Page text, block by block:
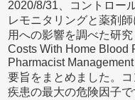
2020/8/31、コントロー
レモニタリングと薬剤
用への影響を調べた研
Costs With Home Blood
Pharmacist
要旨をまとめました。
疾患の最大の危険因子